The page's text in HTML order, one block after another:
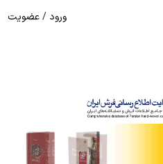
ورود /عضویت